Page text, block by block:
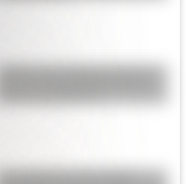
¿Sabías que Argentina tuvo la
Una infografía descargable